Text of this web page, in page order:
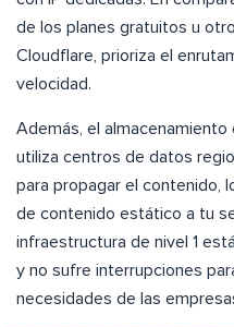
de los planes gratuitos u
Cloudflare, prioriza el
velocidad.
Además, el
utiliza centros de datos
para propagar el contenido,
de contenido estático a tu
infraestructura de nivel 1
y no sufre interrupciones
necesidades de las